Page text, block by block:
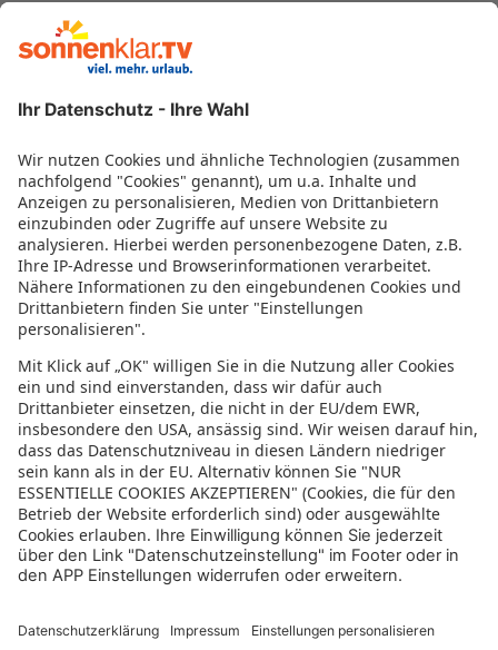
zur sonnenklar.TV Webseite
Moderatoren
Impressum
Informationen zur Barrierefreiheit
Datenschutz
Datenschutzeinstellungen
In der sonnenklar.TV Mediathek finden Sie alle Informationen rundum
den TV-Sender sonnenklar.TV!
Das Angebot war mal wieder zu schnell weg? Oder Sie wollen sich Ihre
nächste Traumreise noch einmal gratis etwas genauer anschauen? Dann
stöbern Sie doch in unserem TV-Programmund sehen Sie sich dort die
Folgen der letzten Tage nochmal an! Sie würden gerne wissen, was
gerade im TV läuft? Über unserenLive-Streamkönnen Sie sonnenklar.TV
online anschauen und die aktuellen Reise-Schnäppchen aus dem
Fernsehen verfolgen! Alle HDTV Infos und Empfangs-Einstellungen
finden Siehier. Dazu gehören Anleitungen zu den Einstellungen bei
Android & iOS Apps sowie der Windows PC App. Für Inspirationen sorgen
den Urlwald entführen! Diverse Videos von Hotels, der Umgebung und